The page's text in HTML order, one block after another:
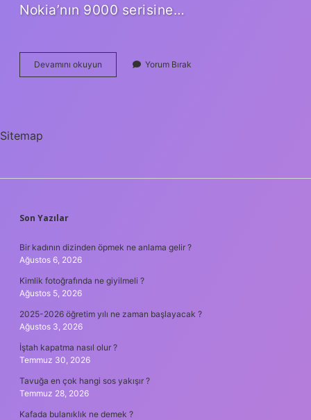
Nokia’nın 9000 serisine…
Devamını okuyun
Telefon
Yorum Bırak
Sitemap
SIDEBAR
Son Yazılar
Bir kadının dizinden öpmek ne anlama gelir ?
Ağustos 6, 2026
Kimlik fotoğrafında ne giyilmeli ?
Ağustos 5, 2026
2025-2026 öğretim yılı ne zaman başlayacak ?
Ağustos 3, 2026
İştah kapatma nasıl olur ?
Temmuz 30, 2026
Tavuğa en çok hangi sos yakışır ?
Temmuz 28, 2026
Kafada bulanıklık ne demek ?